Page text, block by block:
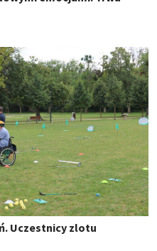
Uczestnicy zlotu